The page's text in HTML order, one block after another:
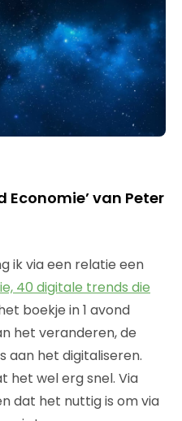
Economie’ van Peter
ik via een relatie een
40 digitale trends die
boekje in 1 avond
het veranderen, de
aan het digitaliseren.
het wel erg snel. Via
dat het nuttig is om via